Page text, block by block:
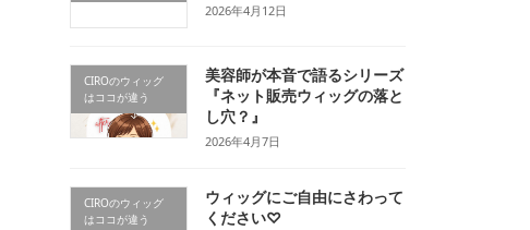
2026年4月12日
CIROのウィッグ
はココが違う
美容師が本音で語るシリーズ
『ネット販売ウィッグの落と
し穴？』
2026年4月7日
CIROのウィッグ
はココが違う
ウィッグにご自由にさわって
ください♡